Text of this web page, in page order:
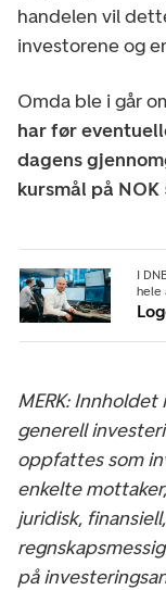
handelen vil
investorene og
Omda ble i går
har før
dagens
kursmål på
I
hele
MERK:
generell
oppfattes som
enkelte
juridisk,
på